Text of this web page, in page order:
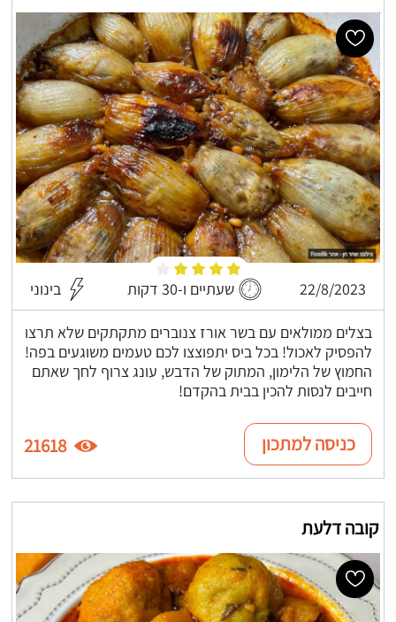
22/8/2023 שעתיים ו-30 דקות בינוני
בצלים ממולאים עם בשר אורז צנוברים מתקתקים שלא תרצו
להפסיק לאכול! בכל ביס יתפוצצו לכם טעמים משוגעים בפה!
החמוץ של הלימון, המתוק של הדבש, עונג צרוף לחך שאתם
חייבים לנסות להכין בבית בהקדם!
כניסה למתכון 21618
קובה דלעת